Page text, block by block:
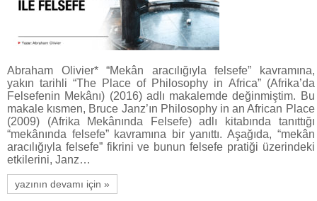
Abraham Olivier* “Mekân aracılığıyla felsefe” kavramına,
yakın tarihli “The Place of Philosophy in Africa” (Afrika’da
Felsefenin Mekânı) (2016) adlı makalemde değinmiştim. Bu
makale kısmen, Bruce Janz’ın Philosophy in an African Place
(2009) (Afrika Mekânında Felsefe) adlı kitabında tanıttığı
“mekânında felsefe” kavramına bir yanıttı. Aşağıda, “mekân
aracılığıyla felsefe” fikrini ve bunun felsefe pratiği üzerindeki
etkilerini, Janz…
yazının devamı için »